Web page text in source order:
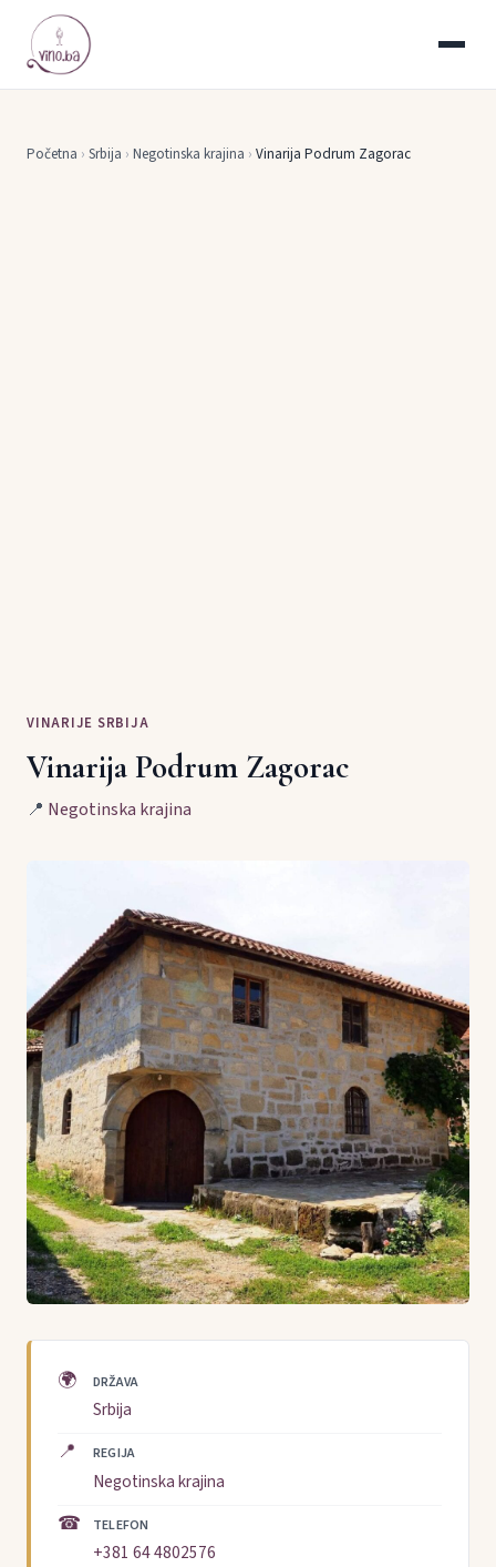
Početna › Srbija › Negotinska krajina › Vinarija Podrum Zagorac
VINARIJE SRBIJA
Vinarija Podrum Zagorac
📍 Negotinska krajina
🌍 DRŽAVA
Srbija
📍 REGIJA
Negotinska krajina
☎ TELEFON
+381 64 4802576